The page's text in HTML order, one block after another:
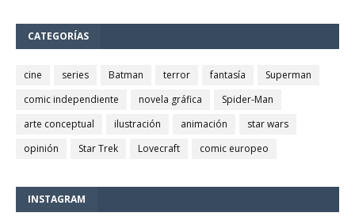
CATEGORÍAS
cine series Batman terror fantasía
Superman
comic independiente
novela gráfica
Spider-Man
arte conceptual
ilustración animación
star wars
opinión
Star Trek Lovecraft comic europeo
INSTAGRAM